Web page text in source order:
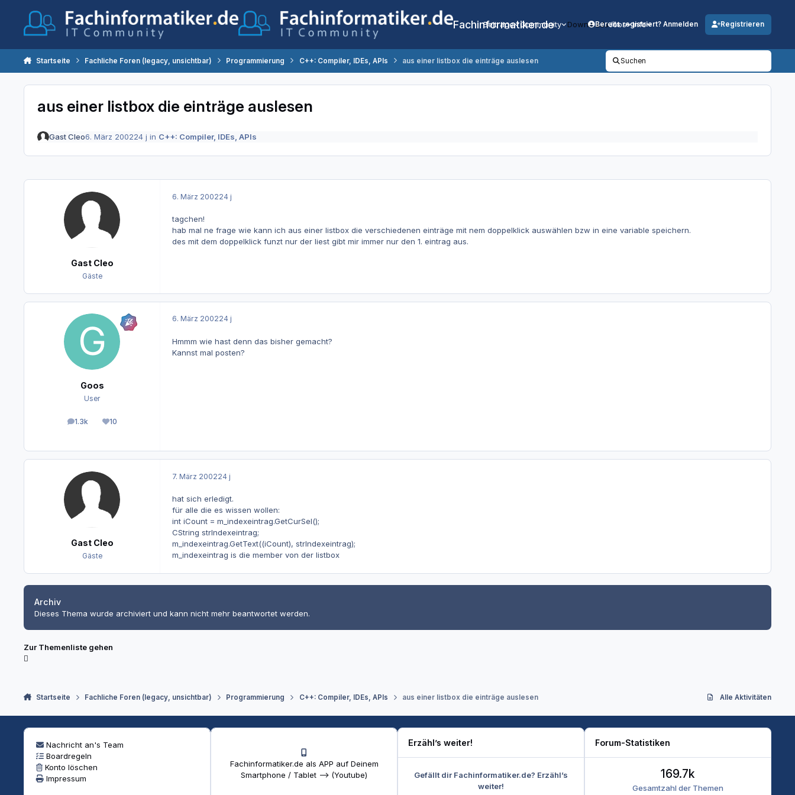
Fachinformatiker.de
Beiträge Community DownloadsJobs Info
Bereits registriert? Anmelden Registrieren
Startseite Fachliche Foren (legacy, unsichtbar) Programmierung C++: Compiler, IDEs, APIs aus einer listbox die einträge auslesen Suchen
aus einer listbox die einträge auslesen
Gast Cleo6. März 200224 j in C++: Compiler, IDEs, APIs
Gast Cleo
Gäste
6. März 200224 j
tagchen!
hab mal ne frage wie kann ich aus einer listbox die verschiedenen einträge mit nem doppelklick auswählen bzw in eine variable speichern.
des mit dem doppelklick funzt nur der liest gibt mir immer nur den 1. eintrag aus.
Goos
User
1.3k
Beiträge 10
Reputation
6. März 200224 j
Hmmm wie hast denn das bisher gemacht?
Kannst mal posten?
Gast Cleo
Gäste
7. März 200224 j
hat sich erledigt.
für alle die es wissen wollen:
int iCount = m_indexeintrag.GetCurSel();
CString strIndexeintrag;
m_indexeintrag.GetText((iCount), strIndexeintrag);
m_indexeintrag is die member von der listbox
Archiv
Dieses Thema wurde archiviert und kann nicht mehr beantwortet werden.
Zur Themenliste gehen
Startseite Fachliche Foren (legacy, unsichtbar) Programmierung C++: Compiler, IDEs, APIs aus einer listbox die einträge auslesen Alle Aktivitäten
Nachricht an's Team
Boardregeln
Konto löschen
Impressum
Fachinformatiker.de als APP auf Deinem
Smartphone / Tablet --> (Youtube)
Erzähl’s weiter!
Gefällt dir Fachinformatiker.de? Erzähl’s
weiter!
Forum-Statistiken
Gesamtzahl der Themen
169.7k